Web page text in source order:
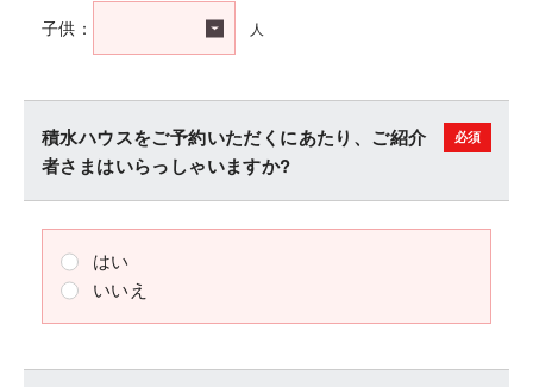
子供： 人
積水ハウスをご予約いただくにあたり、ご紹介
者さまはいらっしゃいますか?
はい
いいえ